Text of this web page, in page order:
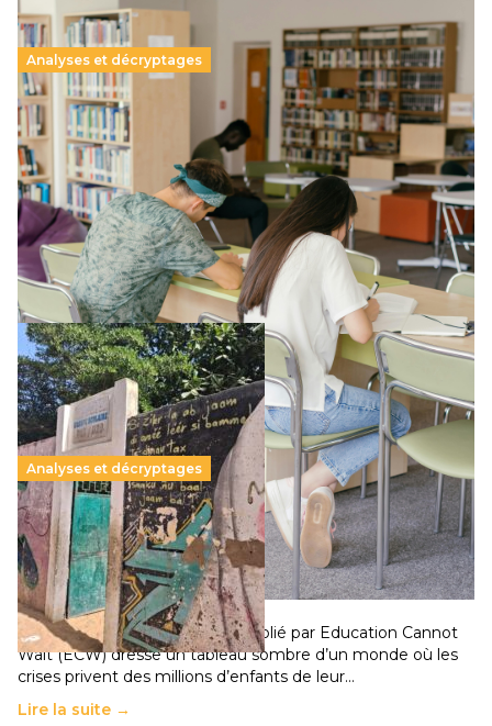
Analyses et décryptages
Supérieur privé : une dérive qui met à mal la
promesse républicaine
11 juillet 2026-
Le projet de loi sur la régulation de l’enseignement
supérieur privé met en lumière l’amplification d’un système
qui relègue l’acte pédagogique au superfétatoire, voire à…
Lire la suite →
Analyses et décryptages
258 millions d’enfants victimes de la guerre, des
chocs climatiques et des déplacements de
population
11 juillet 2026- National
Un nouveau rapport mondial publié par Education Cannot
Wait (ECW) dresse un tableau sombre d’un monde où les
crises privent des millions d’enfants de leur…
Lire la suite →